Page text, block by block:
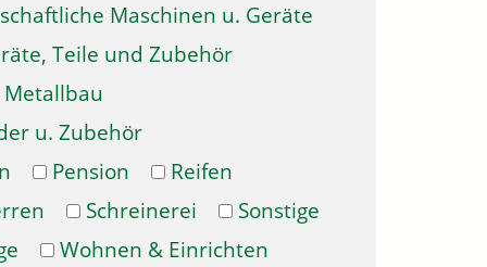
Maschinen u. Geräte
Teile und Zubehör
Metallbau
u. Zubehör
Pension
Reifen
Schreinerei
Sonstige
Wohnen & Einrichten